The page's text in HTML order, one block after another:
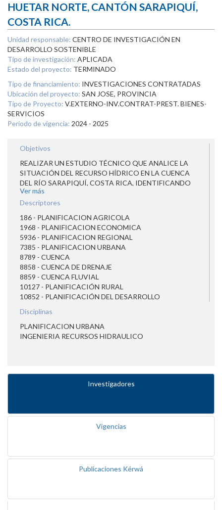
HUETAR NORTE, CANTÓN SARAPIQUÍ,
COSTA RICA.
Unidad responsable: CENTRO DE INVESTIGACIÓN EN
DESARROLLO SOSTENIBLE
Tipo de investigación: APLICADA
Estado del proyecto: TERMINADO
Tipo de financiamiento: INVESTIGACIONES CONTRATADAS
Ubicación del proyecto: SAN JOSE, PROVINCIA
Tipo de Proyecto: V.EXTERNO-INV.CONTRAT-PREST. BIENES-
SERVICIOS
Periodo de vigencia: 2024 - 2025
Objetivos
REALIZAR UN ESTUDIO TÉCNICO QUE ANALICE LA
SITUACIÓN DEL RECURSO HÍDRICO EN LA CUENCA
DEL RÍO SARAPIQUÍ, COSTA RICA, IDENTIFICANDO
DESAFÍOS Y OPORTUNIDADES PARA PROMOVER LA
SEGURIDAD HÍDRICA, ASÍ COMO EL PLANTEAMIENTO
ABORDAR LOS PROBLEMAS IDENTIFICADOS Y
MEJOREN LA GESTIÓN Y USO DEL RECURSO HÍDRICO
EN LA ZONA PRIORIZADA.
Ver más
Descriptores
186 - PLANIFICACION AGRICOLA
1968 - PLANIFICACION ECONOMICA
5936 - PLANIFICACION REGIONAL
7385 - PLANIFICACION URBANA
8789 - CUENCA
8858 - CUENCA DE DRENAJE
8859 - CUENCA FLUVIAL
10127 - PLANIFICACIÓN RURAL
10852 - PLANIFICACIÓN DEL DESARROLLO
Disciplinas
PLANIFICACION URBANA
INGENIERIA RECURSOS HIDRAULICO
Investigadores
Vigencias
Publicaciones Kérwá